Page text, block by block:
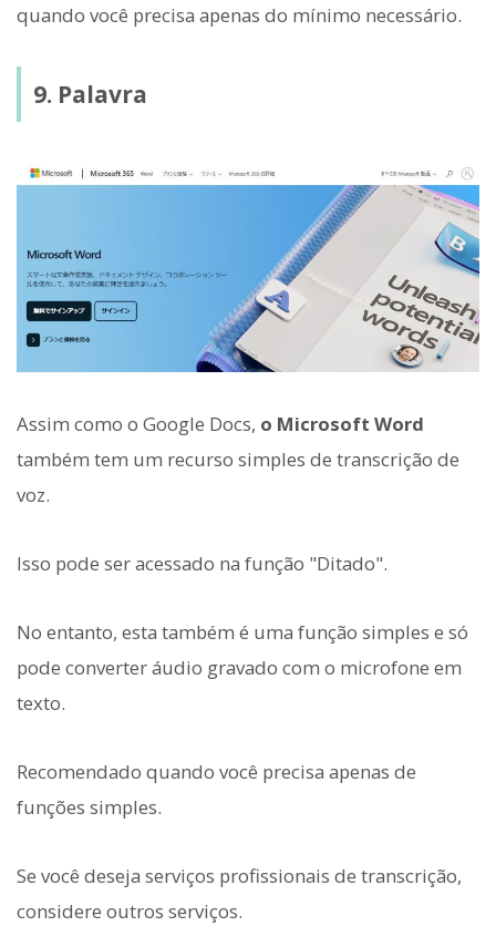
quando você precisa apenas do mínimo necessário.
9. Palavra
Assim como o Google Docs, o Microsoft Word
também tem um recurso simples de transcrição de
voz.
Isso pode ser acessado na função "Ditado".
No entanto, esta também é uma função simples e só
pode converter áudio gravado com o microfone em
texto.
Recomendado quando você precisa apenas de
funções simples.
Se você deseja serviços profissionais de transcrição,
considere outros serviços.